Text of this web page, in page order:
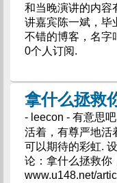
和当晚演讲的内容
讲嘉宾陈一斌，毕
不错的博客，名字
0个人订阅.
拿什么拯救
- leecon - 有意思吧
活着，有尊严地活
可以期待的彩虹.
论：拿什么拯救你
www.u148.net/